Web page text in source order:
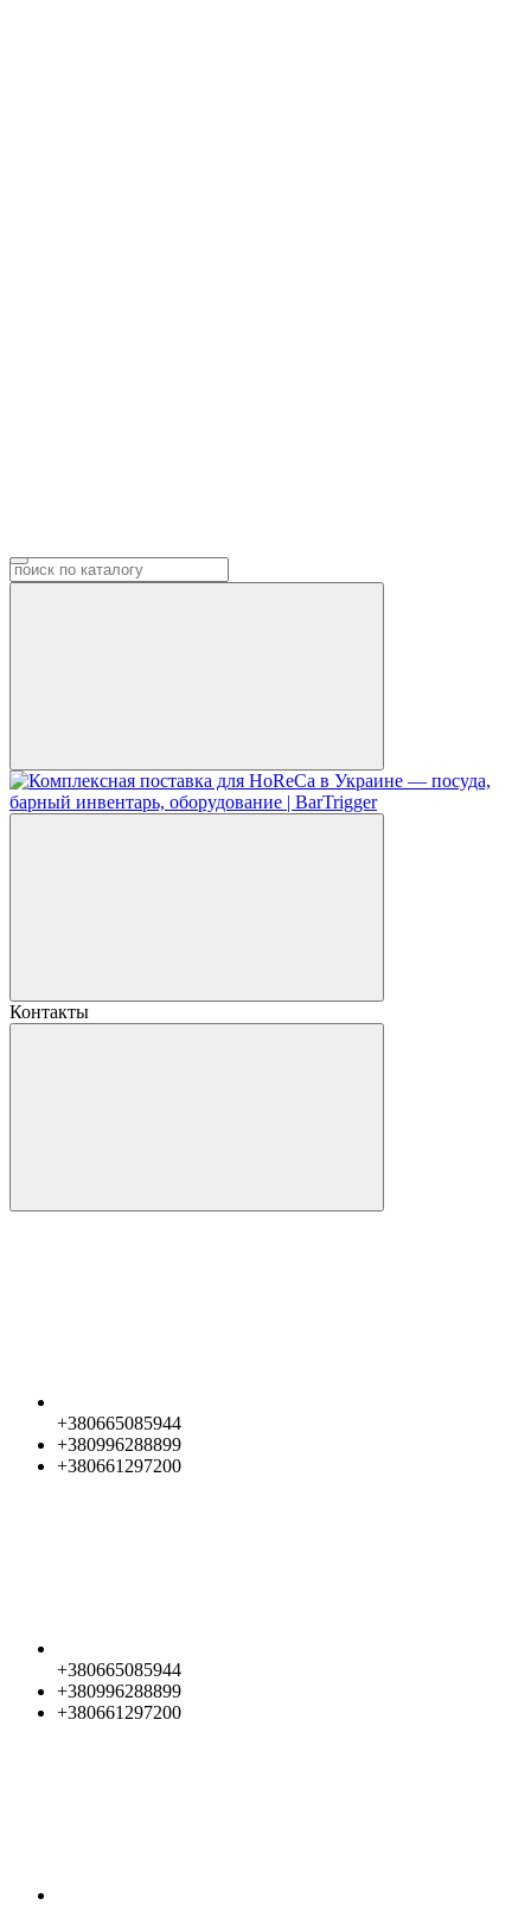
Контакты
+380665085944
+380996288899
+380661297200
+380665085944
+380996288899
+380661297200